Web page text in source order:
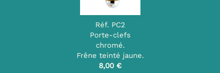
Réf. PC2
Porte-clefs
chromé.
Frêne teinté jaune.
8,00 €